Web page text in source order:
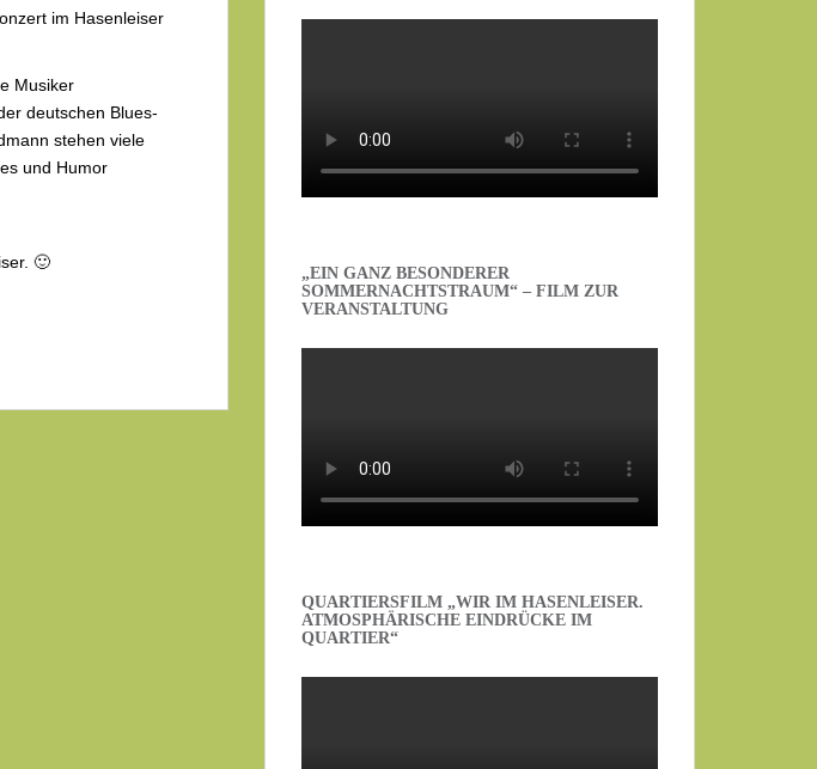
im Hasenleiser
Musiker
deutschen Blues-
stehen viele
und Humor
🙂
„EIN GANZ BESONDERER
SOMMERNACHTSTRAUM“ – FILM ZUR
VERANSTALTUNG
QUARTIERSFILM „WIR IM HASENLEISER.
ATMOSPHÄRISCHE EINDRÜCKE IM
QUARTIER“